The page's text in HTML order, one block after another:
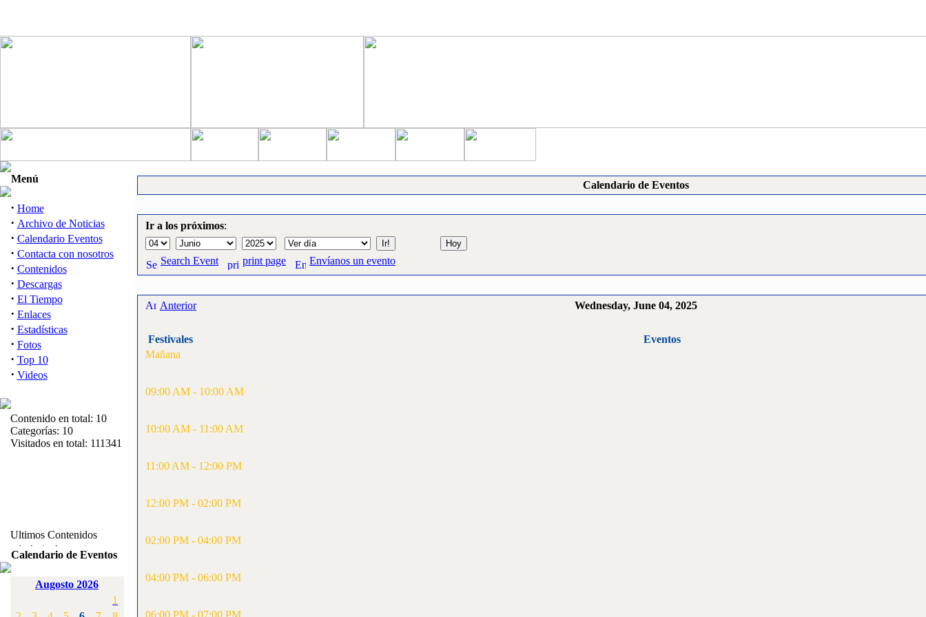
Menú
· Home
· Archivo de Noticias
· Calendario Eventos
· Contacta con nosotros
· Contenidos
· Descargas
· El Tiempo
· Enlaces
· Estadísticas
· Fotos
· Top 10
· Videos
Contenido en total: 10
Categorías: 10
Visitados en total: 111341
Ultimos Contenidos
· 1:
Articulos varios
[Visitas: 5710]
Campeonato de
[Visitas: 4133]
Calendario de Eventos
Augosto 2026
1
Calendario de Eventos
Ir a los próximos:
Search Event print page Envíanos un evento
Anterior Wednesday, June 04, 2025
Festivales
Mañana
09:00 AM - 10:00 AM
10:00 AM - 11:00 AM
11:00 AM - 12:00 PM
12:00 PM - 02:00 PM
02:00 PM - 04:00 PM
04:00 PM - 06:00 PM
06:00 PM - 07:00 PM
Eventos